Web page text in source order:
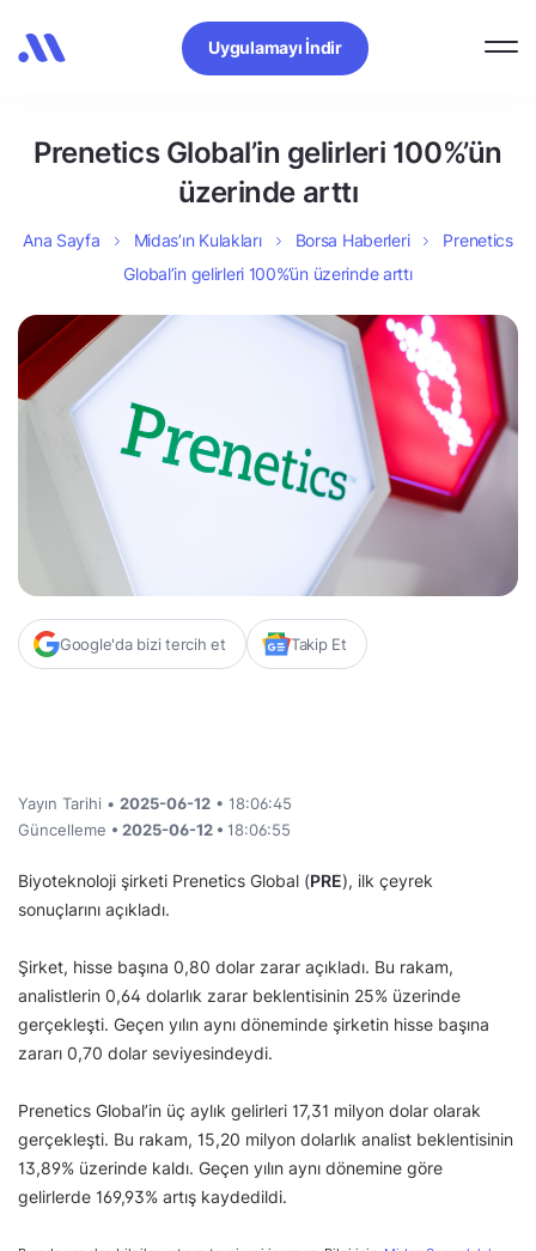
Uygulamayı İndir
Prenetics Global’in gelirleri 100%’ün
üzerinde arttı
Ana Sayfa Midas’ın Kulakları Borsa Haberleri
Prenetics
Global’in gelirleri 100%’ün üzerinde arttı
Google'da bizi tercih et Takip Et
Yayın Tarihi • 2025-06-12 • 18:06:45
Güncelleme • 2025-06-12 • 18:06:55
Biyoteknoloji şirketi Prenetics Global (PRE), ilk çeyrek
sonuçlarını açıkladı.
Şirket, hisse başına 0,80 dolar zarar açıkladı. Bu rakam,
analistlerin 0,64 dolarlık zarar beklentisinin 25% üzerinde
gerçekleşti. Geçen yılın aynı döneminde şirketin hisse başına
zararı 0,70 dolar seviyesindeydi.
Prenetics Global’in üç aylık gelirleri 17,31 milyon dolar olarak
gerçekleşti. Bu rakam, 15,20 milyon dolarlık analist beklentisinin
13,89% üzerinde kaldı. Geçen yılın aynı dönemine göre
gelirlerde 169,93% artış kaydedildi.